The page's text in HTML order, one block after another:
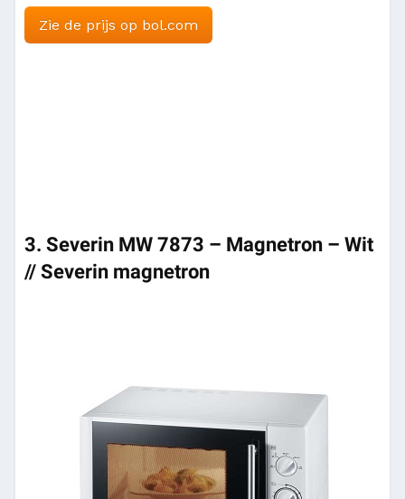
Zie de prijs op bol.com
3. Severin MW 7873 – Magnetron – Wit
// Severin magnetron